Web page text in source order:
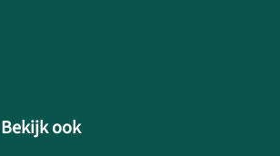
Bekijk ook